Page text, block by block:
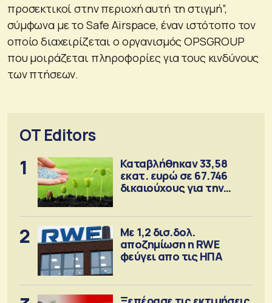
προσεκτικοί στην περιοχή αυτή τη στιγμή”,
σύμφωνα με το Safe Airspace, έναν ιστότοπο τον
οποίο διαχειρίζεται o οργανισμός OPSGROUP
που μοιράζεται πληροφορίες για τους κινδύνους
των πτήσεων.
OT Editors
1
Καταβλήθηκαν 33,58
εκατ. ευρώ σε 67.746
δικαιούχους για την
2
Με 1,2 δισ.δολ.
αποζημίωση η RWE
φεύγει απο τις ΗΠΑ